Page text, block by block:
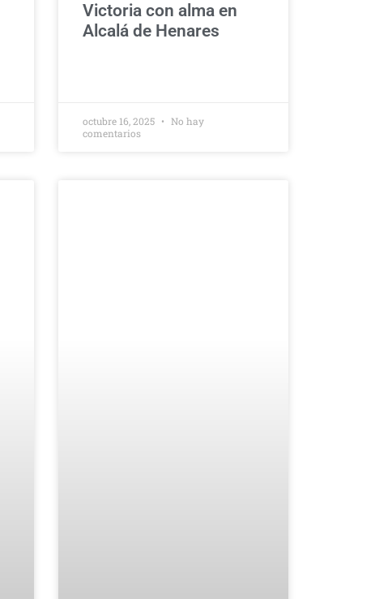
Victoria con alma en
Alcalá de Henares
octubre 16, 2025
No hay
comentarios